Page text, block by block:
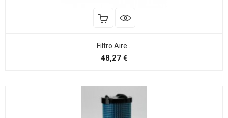
Filtro Aire...
48,27 €Preço